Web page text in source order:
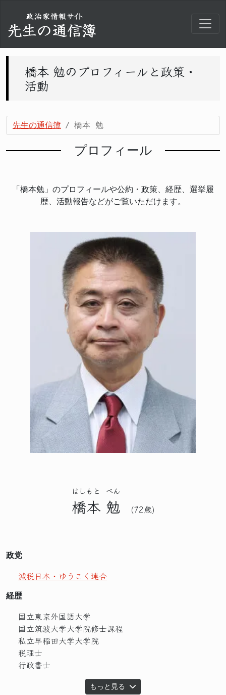
橋本 勉のプロフィールと政策・
活動
先生の通信簿 橋本 勉
プロフィール
「橋本勉」のプロフィールや公約・政策、経歴、選挙履
歴、活動報告などがご覧いただけます。
橋本
はしもと
勉
べん
(72歳)
政党
減税日本・ゆうこく連合
経歴
国立東京外国語大学
国立筑波大学大学院修士課程
私立早稲田大学大学院
税理士
行政書士
もっと見る